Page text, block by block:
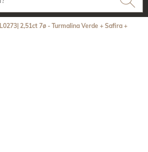
L0273| 2,51ct 7ø - Turmalina Verde + Safira +